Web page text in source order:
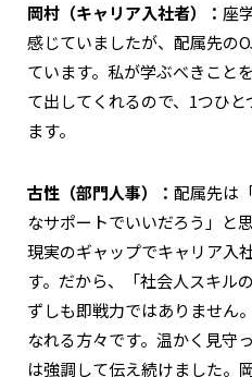
岡村（キャリア入社者）： 座
感じていましたが、配属先の
ています。私が学ぶべきこと
て出してくれるので、1つひ
ます。
古性（部門人事）： 配属先は
なサポートでいいだろう」と
現実のギャップでキャリア入
す。だから、「社会人スキル
ずしも即戦力ではありません
なれる方々です。温かく見守
は強調して伝え続けました。